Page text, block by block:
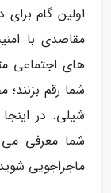
اولین گام
مقاصدی با
های اجتماعی
شما رقم بزنند؛
شیلی. در
شما معرفی می
ماجراجویی